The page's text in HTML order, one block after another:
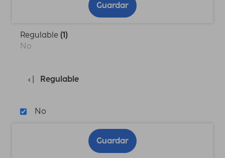
Guardar
Regulable (1)
No
Regulable
No
Guardar